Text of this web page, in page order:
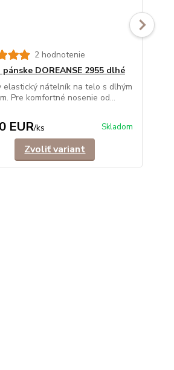
2 hodnotenie
DOREANSE 2955 dlhé
elastický nátelník na telo s dlhým
Pre komfortné nosenie od...
EUR/ks Skladom
Zvoliť variant